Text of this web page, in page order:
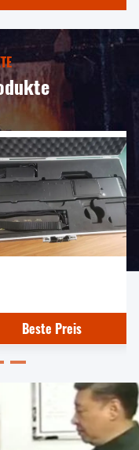
Beste Preis